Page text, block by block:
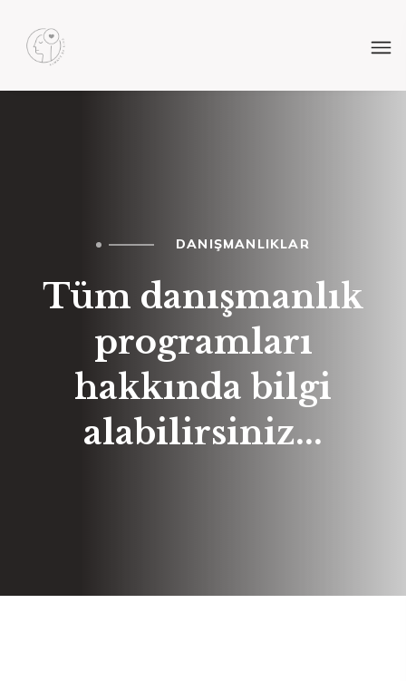
DANIŞMANLIKLAR
Tüm danışmanlık
programları
hakkında bilgi
alabilirsiniz...